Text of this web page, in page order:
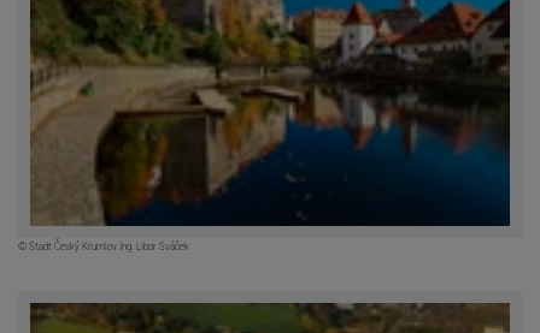
© Stadt Český Krumlov Ing. Libor Sváček